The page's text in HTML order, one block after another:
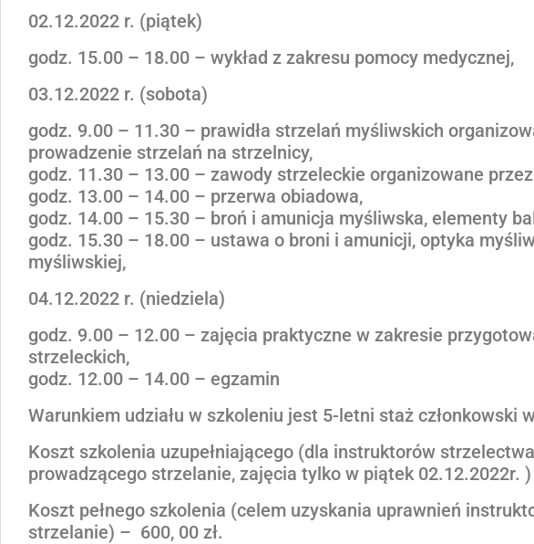
02.12.2022 r. (piątek)
godz. 15.00 – 18.00 – wykład z zakresu pomocy medycznej,
03.12.2022 r. (sobota)
godz. 9.00 – 11.30 – prawidła strzelań myśliwskich
prowadzenie strzelań na strzelnicy,
godz. 11.30 – 13.00 – zawody strzeleckie organizowane
godz. 13.00 – 14.00 – przerwa obiadowa,
godz. 14.00 – 15.30 – broń i amunicja myśliwska, elementy
godz. 15.30 – 18.00 – ustawa o broni i amunicji, optyka
myśliwskiej,
04.12.2022 r. (niedziela)
godz. 9.00 – 12.00 – zajęcia praktyczne w zakresie
strzeleckich,
godz. 12.00 – 14.00 – egzamin
Warunkiem udziału w szkoleniu jest 5-letni staż członkowski
Koszt szkolenia uzupełniającego (dla instruktorów
prowadzącego strzelanie, zajęcia tylko w piątek 02.12.2022r. )
Koszt pełnego szkolenia (celem uzyskania uprawnień
strzelanie) – 600, 00 zł.